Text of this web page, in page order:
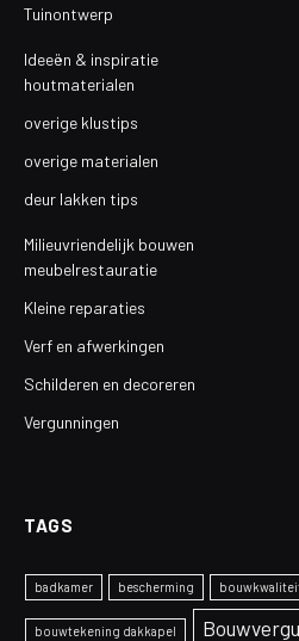
Tuinontwerp
Ideeën & inspiratie
houtmaterialen
overige klustips
overige materialen
deur lakken tips
Milieuvriendelijk bouwen
meubelrestauratie
Kleine reparaties
Verf en afwerkingen
Schilderen en decoreren
Vergunningen
TAGS
badkamer bescherming
bouwtekening dakkapel